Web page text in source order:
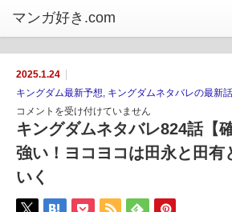
2025.1.24
キングダム最新予想, キングダムネタバレの最新
コメントを受け付けていません
キングダムネタバレ824話【
強い！ヨコヨコは田永と田有
いく